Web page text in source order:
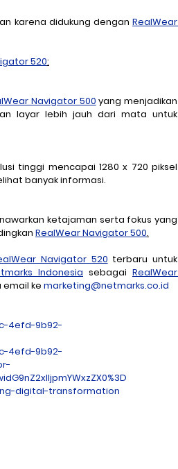
karena didukung dengan
RealWear
520:
Navigator 500 yang menjadikan
layar lebih jauh dari mata untuk
tinggi mencapai 1280 x 720 piksel
banyak informasi.
ketajaman serta fokus yang
RealWear Navigator 500.
Navigator 520 terbaru untuk
Indonesia sebagai RealWear
ke marketing@netmarks.co.id
4efd-9b92-
4efd-9b92-
digital-transformation